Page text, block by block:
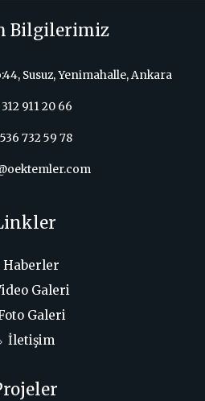
Bilgilerimiz
Susuz, Yenimahalle, Ankara
911 20 66
732 59 78
Haberler
Galeri
Galeri
İletişim